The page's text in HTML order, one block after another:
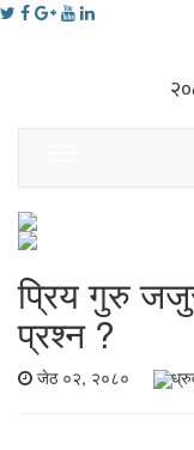
प्रिय गुरु
प्रश्न ?
जेठ ०२, २०८०